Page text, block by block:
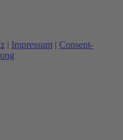
| Impressum | Consent-